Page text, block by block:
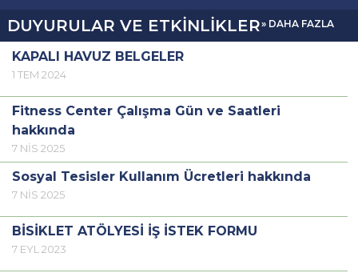
DUYURULAR VE ETKİNLİKLER» DAHA FAZLA
KAPALI HAVUZ BELGELER
1 TEM 2024
Fitness Center Çalışma Gün ve Saatleri
hakkında
7 NİS 2025
Sosyal Tesisler Kullanım Ücretleri hakkında
7 NİS 2025
BİSİKLET ATÖLYESİ İŞ İSTEK FORMU
7 EYL 2023